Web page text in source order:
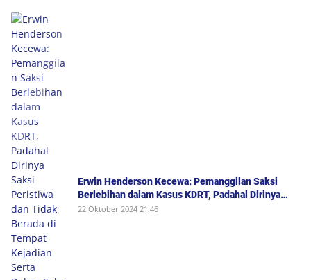
Erwin Henderson Kecewa: Pemanggilan Saksi
Berlebihan dalam Kasus KDRT, Padahal Dirinya
Saksi Peristiwa dan Tidak Berada di Tempat
22 Oktober 2024 21:46